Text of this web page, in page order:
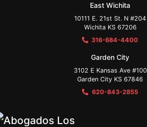
East Wichita
10111 E. 21st St. N #204
Wichita KS 67206
316-684-4400
Garden City
3102 E Kansas Ave #100
Garden City KS 67846
620-843-2855